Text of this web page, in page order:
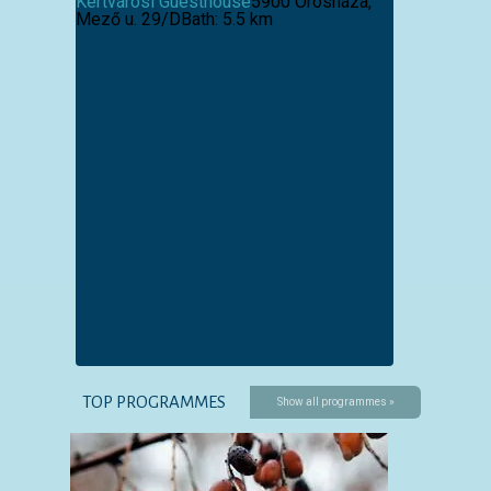
Mező u. 29/DBath: 5.5 km
TOP PROGRAMMES Show all programmes »